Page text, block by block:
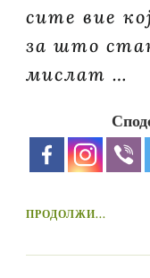
сите вие
за што
мислат …
ПРОДОЛЖИ...